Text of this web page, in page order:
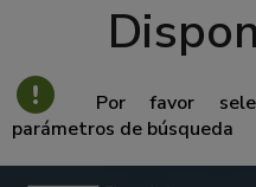
Por favor
parámetros de búsqueda